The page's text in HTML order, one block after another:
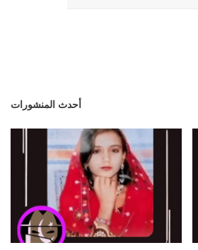
أحدث المنشورات